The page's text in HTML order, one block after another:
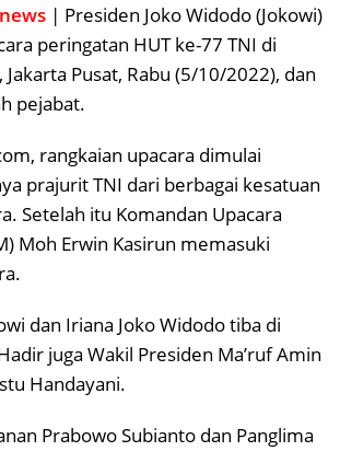
| Presiden Joko Widodo (Jokowi)
peringatan HUT ke-77 TNI di
Pusat, Rabu (5/10/2022), dan
pejabat.
rangkaian upacara dimulai
prajurit TNI dari berbagai kesatuan
Setelah itu Komandan Upacara
Moh Erwin Kasirun memasuki
dan Iriana Joko Widodo tiba di
juga Wakil Presiden Ma’ruf Amin
Handayani.
Prabowo Subianto dan Panglima